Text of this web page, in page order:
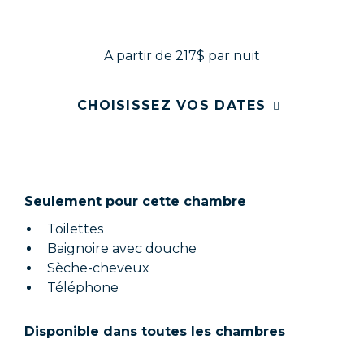
A partir de 217$ par nuit
CHOISISSEZ VOS DATES
Seulement pour cette chambre
Toilettes
Baignoire avec douche
Sèche-cheveux
Téléphone
Disponible dans toutes les chambres